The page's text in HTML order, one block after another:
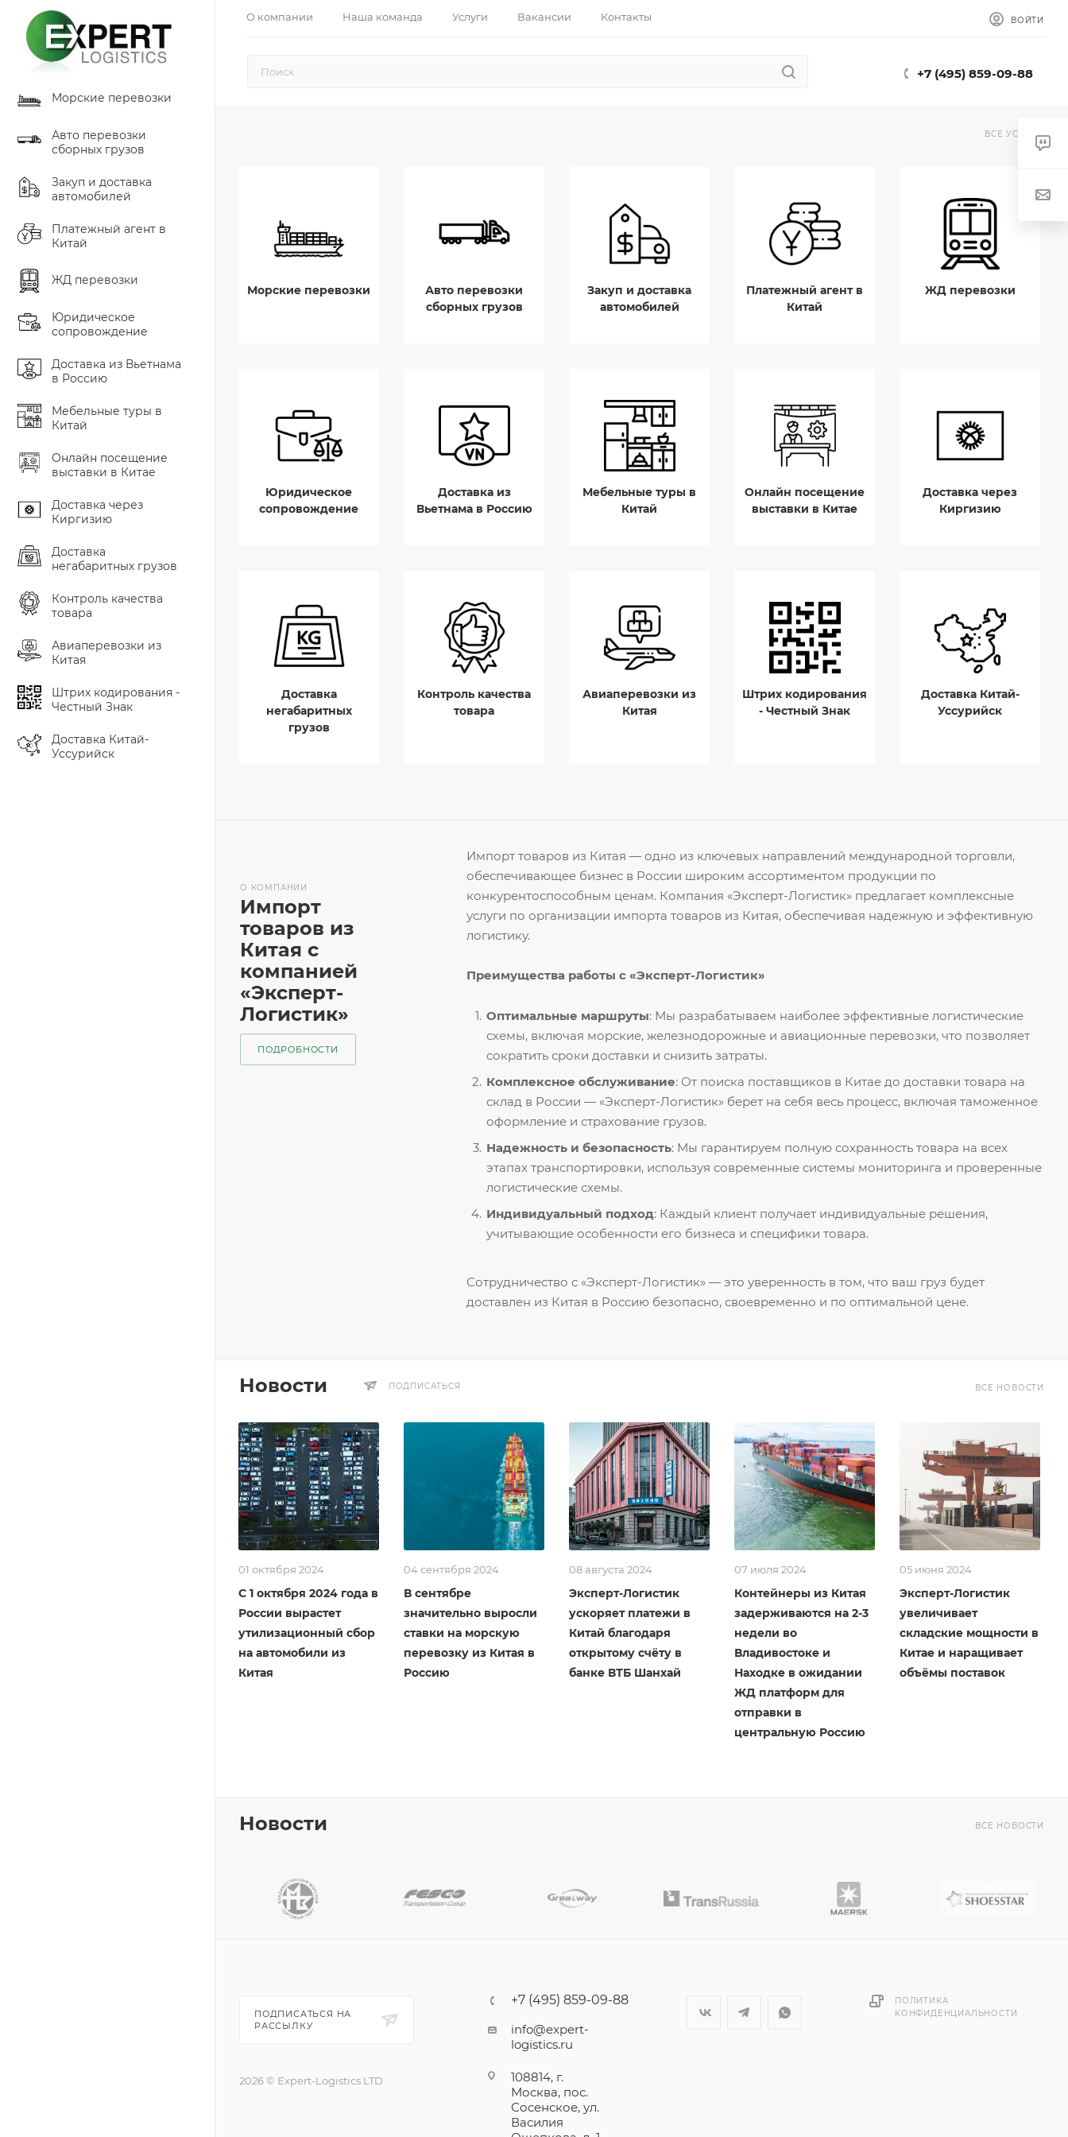
О компании Наша команда Услуги Вакансии Контакты ВОЙТИ
+7 (495) 859-09-88
Морские перевозки
Авто перевозки
сборных грузов
Закуп и доставка
автомобилей
Платежный агент в
Китай
ЖД перевозки
Юридическое
сопровождение
Доставка из Вьетнама
в Россию
Мебельные туры в
Китай
Онлайн посещение
выставки в Китае
Доставка через
Киргизию
Доставка
негабаритных грузов
Контроль качества
товара
Авиаперевозки из
Китая
Штрих кодирования -
Честный Знак
Доставка Китай-
Уссурийск
ВСЕ УСЛУГИ
Морские перевозки
Авто перевозки
сборных грузов
Закуп и доставка
автомобилей
Платежный агент в
Китай
ЖД перевозки
Юридическое
сопровождение
Доставка из
Вьетнама в Россию
Мебельные туры в
Китай
Онлайн посещение
выставки в Китае
Доставка через
Киргизию
Доставка
негабаритных
грузов
Контроль качества
товара
Авиаперевозки из
Китая
Штрих кодирования
- Честный Знак
Доставка Китай-
Уссурийск
Импорт товаров из Китая — одно из ключевых направлений международной торговли,
обеспечивающее бизнес в России широким ассортиментом продукции по
конкурентоспособным ценам. Компания «Эксперт-Логистик» предлагает комплексные
услуги по организации импорта товаров из Китая, обеспечивая надежную и эффективную
логистику.
Преимущества работы с «Эксперт-Логистик»
Оптимальные маршруты: Мы разрабатываем наиболее эффективные логистические
схемы, включая морские, железнодорожные и авиационные перевозки, что позволяет
сократить сроки доставки и снизить затраты.
Комплексное обслуживание: От поиска поставщиков в Китае до доставки товара на
склад в России — «Эксперт-Логистик» берет на себя весь процесс, включая таможенное
оформление и страхование грузов.
Надежность и безопасность: Мы гарантируем полную сохранность товара на всех
этапах транспортировки, используя современные системы мониторинга и проверенные
логистические схемы.
Индивидуальный подход: Каждый клиент получает индивидуальные решения,
учитывающие особенности его бизнеса и специфики товара.
Сотрудничество с «Эксперт-Логистик» — это уверенность в том, что ваш груз будет
доставлен из Китая в Россию безопасно, своевременно и по оптимальной цене.
О КОМПАНИИ
Импорт
товаров из
Китая с
компанией
«Эксперт-
Логистик»
ПОДРОБНОСТИ
Новости ПОДПИСАТЬСЯ ВСЕ НОВОСТИ
01 октября 2024
С 1 октября 2024 года в
России вырастет
утилизационный сбор
на автомобили из
Китая
04 сентября 2024
В сентябре
значительно выросли
ставки на морскую
перевозку из Китая в
Россию
08 августа 2024
Эксперт-Логистик
ускоряет платежи в
Китай благодаря
открытому счёту в
банке ВТБ Шанхай
07 июля 2024
Контейнеры из Китая
задерживаются на 2-3
недели во
Владивостоке и
Находке в ожидании
ЖД платформ для
отправки в
центральную Россию
05 июня 2024
Эксперт-Логистик
увеличивает
складские мощности в
Китае и наращивает
объёмы поставок
Новости ВСЕ НОВОСТИ
ПОДПИСАТЬСЯ НА
РАССЫЛКУ
2026 © Expert-Logistics LTD
+7 (495) 859-09-88
info@expert-
logistics.ru
108814, г.
Москва, пос.
Сосенское, ул.
Василия
ПОЛИТИКА
КОНФИДЕНЦИАЛЬНОСТИ